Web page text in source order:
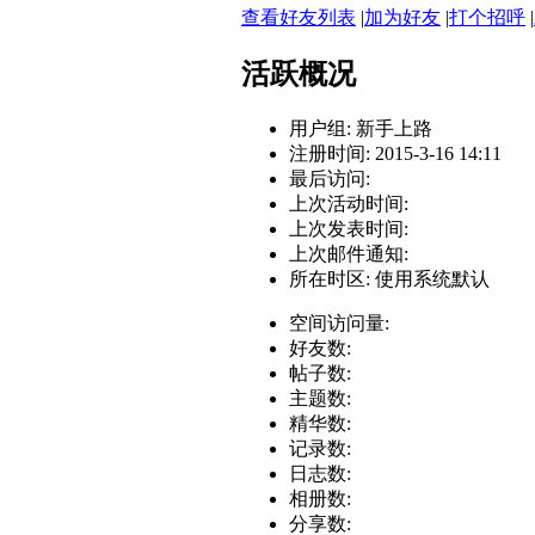
查看好友列表 |加为好友 |打个招呼 |
活跃概况
用户组: 新手上路
注册时间: 2015-3-16 14:11
最后访问:
上次活动时间:
上次发表时间:
上次邮件通知:
所在时区: 使用系统默认
空间访问量:
好友数:
帖子数:
主题数:
精华数:
记录数:
日志数:
相册数:
分享数: